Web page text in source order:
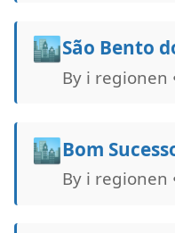
🏙️São Bento
By i regionen
🏙️Bom
By i regionen